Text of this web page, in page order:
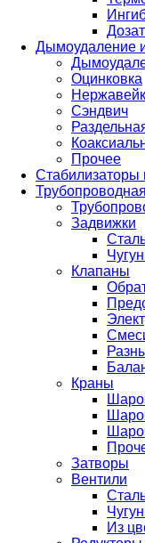
Дымоудаление
Оцинковка
Сэндвич
Прочее
Стабилизаторы
Задвижки
Клапаны
Краны
Затворы
Вентили
Из